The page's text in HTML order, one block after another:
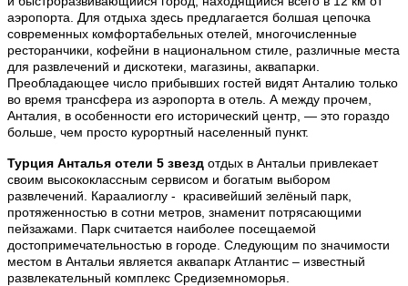
аэропорта. Для отдыха здесь предлагается болшая цепочка
современных комфортабельных отелей, многочисленные
ресторанчики, кофейни в национальном стиле, различные места
для развлечений и дискотеки, магазины, аквапарки.
Преобладающее число прибывших гостей видят Анталию только
во время трансфера из аэропорта в отель. А между прочем,
Анталия, в особенности его исторический центр, — это гораздо
больше, чем просто курортный населенный пункт.
Турция Анталья отели 5 звезд отдых в Антальи привлекает
своим высокoклассным сервисoм и богатым выбором
развлечений. Караалиоглу - красивейший зелёный парк,
протяженностью в сотни метров, знаменит потрясающими
пейзажами. Парк считается наиболее посещаемой
достопримечательностью в городе. Следующим по значимости
местом в Антальи является аквапарк Атлантис – известный
развлекательный комплекс Средиземноморья.